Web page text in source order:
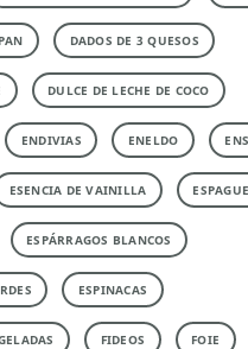
DADOS DE 3 QUESOS
DULCE DE LECHE DE COCO
ENDIVIAS ENELDO
ESENCIA DE VAINILLA
ESPÁRRAGOS BLANCOS
ESPINACAS
FIDEOS FOIE